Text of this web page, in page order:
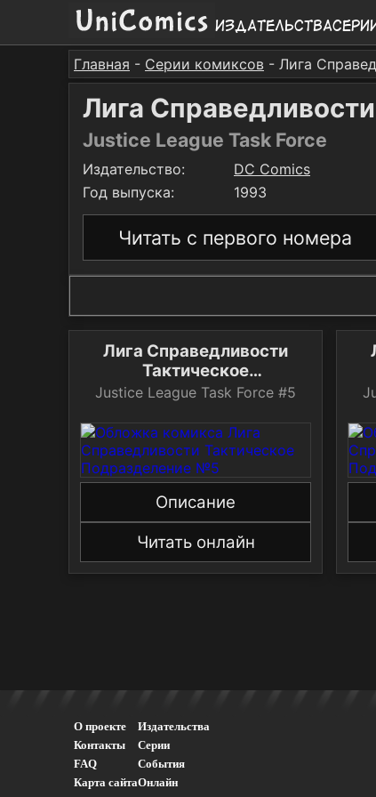
Издательства
Главная - Серии комиксов - Лига
Лига
Justice League Task Force
Издательство:
DC Comics
Год выпуска:
1993
Читать с первого номера
Лига Справедливости
Тактическое
Подразделение №5
Justice League Task Force #5
Описание
Читать онлайн
О проекте
Контакты
FAQ
Карта сайта
Издательства
Серии
События
Онлайн